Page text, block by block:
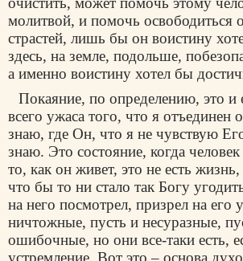
молитвой, и помочь освободиться
страстей, лишь бы он воистину
здесь, на земле, подольше,
а именно воистину хотел бы
Покаяние, по определению, это и
всего ужаса того, что я отъединен
знаю, где Он, что я не чувствую
знаю. Это состояние, когда
то, как он живет, это не есть
что бы то ни стало так Богу
на него посмотрел, призрел на его
ничтожные, пусть и несуразные,
ошибочные, но они все-таки есть,
устремление. Вот это – основа